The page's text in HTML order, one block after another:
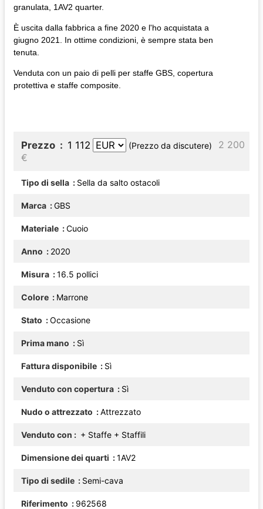
granulata, 1AV2 quarter.
È uscita dalla fabbrica a fine 2020 e l'ho acquistata a
giugno 2021. In ottime condizioni, è sempre stata ben
tenuta.
Venduta con un paio di pelli per staffe GBS, copertura
protettiva e staffe composite.
Prezzo 1 112 (Prezzo da discutere)
2 200
€
Tipo di sella Sella da salto ostacoli
Marca GBS
Materiale Cuoio
Anno 2020
Misura 16.5 pollici
Colore Marrone
Stato Occasione
Prima mano Sì
Fattura disponibile Sì
Venduto con copertura Sì
Nudo o attrezzato Attrezzato
Venduto con + Staffe + Staffili
Dimensione dei quarti 1AV2
Tipo di sedile Semi-cava
Riferimento 962568